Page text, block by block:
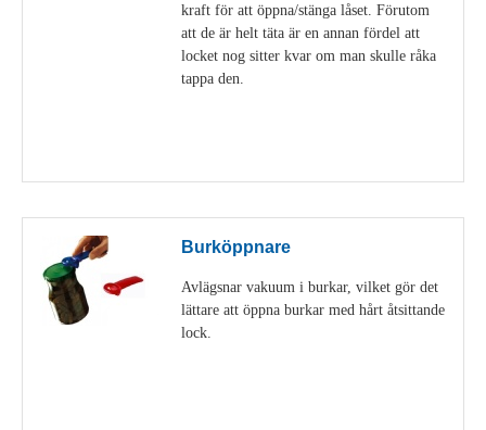
kraft för att öppna/stänga låset. Förutom
att de är helt täta är en annan fördel att
locket nog sitter kvar om man skulle råka
tappa den.
Burköppnare
Avlägsnar vakuum i burkar, vilket gör det
lättare att öppna burkar med hårt åtsittande
lock.